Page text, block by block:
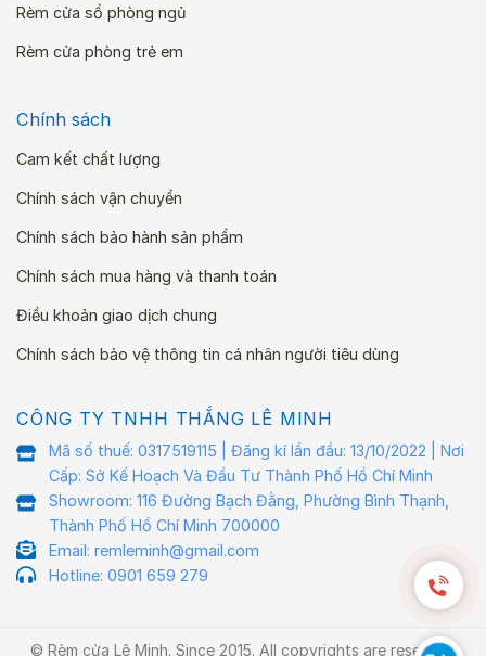
Rèm cửa sổ phòng ngủ
Rèm cửa phòng trẻ em
Chính sách
Cam kết chất lượng
Chính sách vận chuyển
Chính sách bảo hành sản phẩm
Chính sách mua hàng và thanh toán
Điều khoản giao dịch chung
Chính sách bảo vệ thông tin cá nhân người tiêu dùng
CÔNG TY TNHH THẮNG LÊ MINH
Mã số thuế: 0317519115 | Đăng kí lần đầu: 13/10/2022 | Nơi
Cấp: Sở Kế Hoạch Và Đầu Tư Thành Phố Hồ Chí Minh
Showroom: 116 Đường Bạch Đằng, Phường Bình Thạnh,
Thành Phố Hồ Chí Minh 700000
Email: remleminh@gmail.com
Hotline: 0901 659 279
© Rèm cửa Lê Minh. Since 2015. All copyrights are reserved.